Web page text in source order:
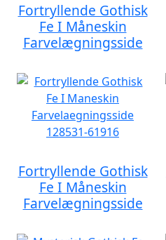
Fortryllende Gothisk
Fe I Måneskin
Farvelægningsside
Fortryllende Gothisk
Fe I Måneskin
Farvelægningsside